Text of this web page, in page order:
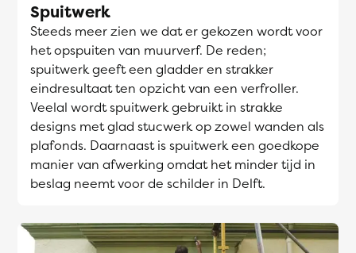
Spuitwerk
Steeds meer zien we dat er gekozen wordt voor
het opspuiten van muurverf. De reden;
spuitwerk geeft een gladder en strakker
eindresultaat ten opzicht van een verfroller.
Veelal wordt spuitwerk gebruikt in strakke
designs met glad stucwerk op zowel wanden als
plafonds. Daarnaast is spuitwerk een goedkope
manier van afwerking omdat het minder tijd in
beslag neemt voor de schilder in Delft.